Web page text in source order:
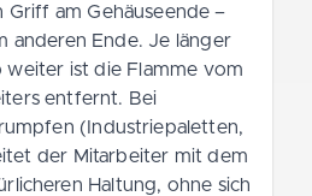
Griff am Gehäuseende –
anderen Ende. Je länger
weiter ist die Flamme vom
entfernt. Bei
(Industriepaletten,
der Mitarbeiter mit dem
Haltung, ohne sich